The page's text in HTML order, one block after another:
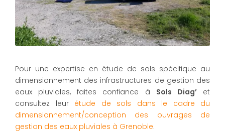
Pour une expertise en étude de sols spécifique au
dimensionnement des infrastructures de gestion des
eaux pluviales, faites confiance à Sols Diag’et
consultez leur étude de sols dans le cadre du
dimensionnement/conception des ouvrages de
gestion des eaux pluviales à Grenoble.